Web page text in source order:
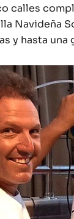
calles
Navideña
y hasta una